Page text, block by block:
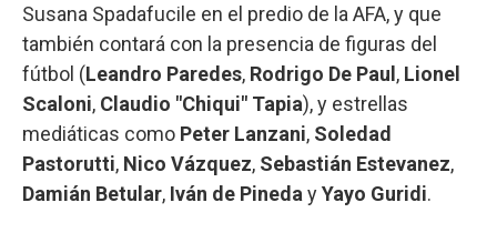
Susana Spadafucile en el predio de la AFA, y que
también contará con la presencia de figuras del
fútbol (Leandro Paredes, Rodrigo De Paul , Lionel
Scaloni, Claudio "Chiqui" Tapia), y estrellas
mediáticas como Peter Lanzani, Soledad
Pastorutti, Nico Vázquez, Sebastián Estevanez,
Damián Betular, Iván de Pineda yYayo Guridi.